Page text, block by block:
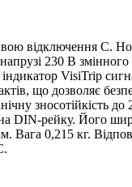
відключення C.
230 В змінного
VisiTrip
що дозволяє
зносотійкість
DIN-рейку. Його
Вага 0,215 кг.